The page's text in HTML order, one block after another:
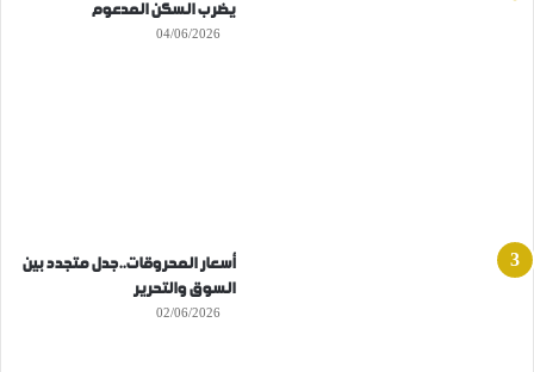
يضرب السكن المدعوم
04/06/2026
أسعار المحروقات..جدل متجدد بين
السوق والتحرير
02/06/2026